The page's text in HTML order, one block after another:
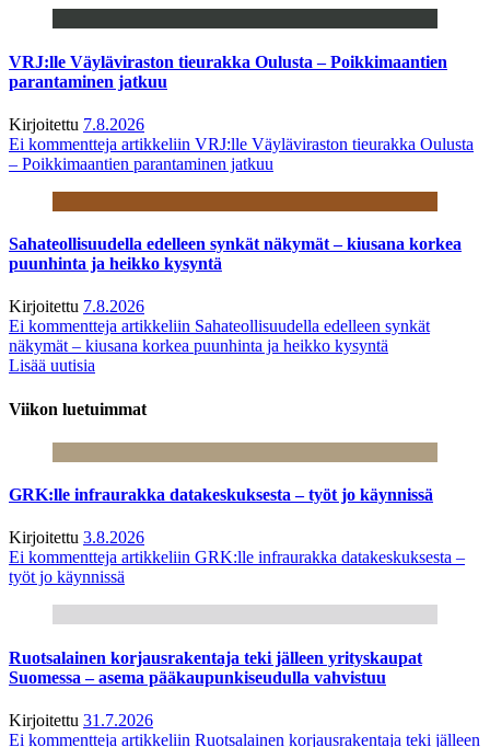
VRJ:lle Väyläviraston tieurakka Oulusta – Poikkimaantien
parantaminen jatkuu
Kirjoitettu 7.8.2026
Ei kommentteja artikkeliin VRJ:lle Väyläviraston tieurakka Oulusta
– Poikkimaantien parantaminen jatkuu
Sahateollisuudella edelleen synkät näkymät – kiusana korkea
puunhinta ja heikko kysyntä
Kirjoitettu 7.8.2026
Ei kommentteja artikkeliin Sahateollisuudella edelleen synkät
näkymät – kiusana korkea puunhinta ja heikko kysyntä
Lisää uutisia
Viikon luetuimmat
GRK:lle infraurakka datakeskuksesta – työt jo käynnissä
Kirjoitettu 3.8.2026
Ei kommentteja artikkeliin GRK:lle infraurakka datakeskuksesta –
työt jo käynnissä
Ruotsalainen korjausrakentaja teki jälleen yrityskaupat
Suomessa – asema pääkaupunkiseudulla vahvistuu
Kirjoitettu 31.7.2026
Ei kommentteja artikkeliin Ruotsalainen korjausrakentaja teki jälleen